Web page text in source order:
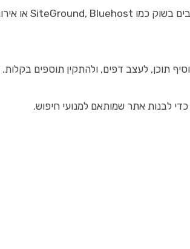
לעצב דפים, ולהתקין תוספים